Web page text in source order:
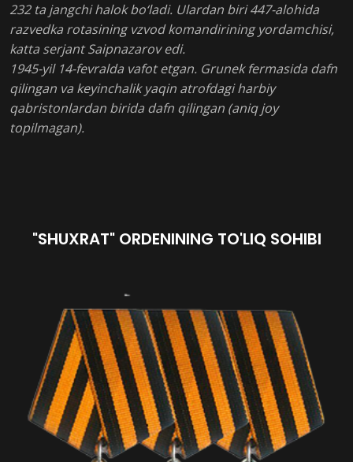
232 ta jangchi halok bo‘ladi. Ulardan biri 447-alohida
razvedka rotasining vzvod komandirining yordamchisi,
katta serjant Saipnazarov edi.
1945-yil 14-fevralda vafot etgan. Grunek fermasida dafn
qilingan va keyinchalik yaqin atrofdagi harbiy
qabristonlardan birida dafn qilingan (aniq joy
topilmagan).
"SHUXRAT" ORDENINING TO'LIQ SOHIBI